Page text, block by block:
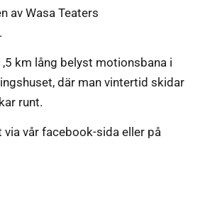
av Wasa Teaters
km lång belyst motionsbana i
där man vintertid skidar
runt.
via vår facebook-sida eller på